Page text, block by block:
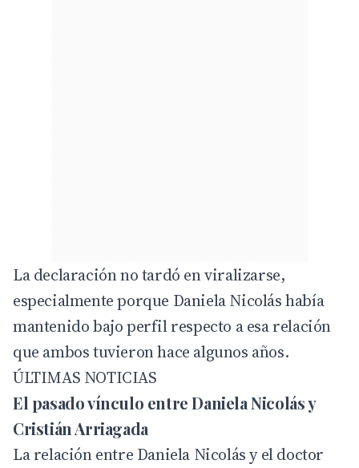
La declaración no tardó en viralizarse,
especialmente porque Daniela Nicolás había
mantenido bajo perfil respecto a esa relación
que ambos tuvieron hace algunos años.
ÚLTIMAS NOTICIAS
El pasado vínculo entre Daniela Nicolás y
Cristián Arriagada
La relación entre Daniela Nicolás y el doctor